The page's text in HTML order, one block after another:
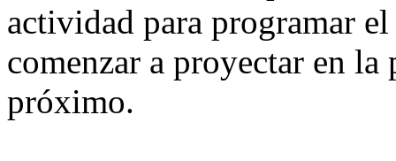
actividad para programar
comenzar a proyectar en
próximo.